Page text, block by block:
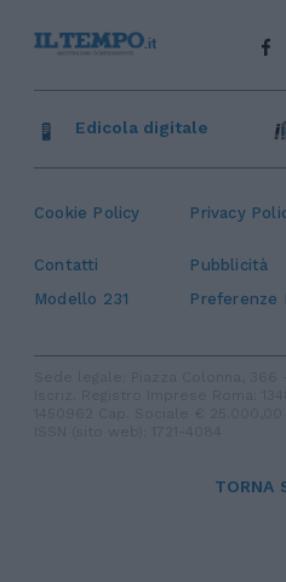
Cookie Policy Privacy
Contatti Pubblicità
Modello 231
Preferenze
Edicola digitale
TORNA